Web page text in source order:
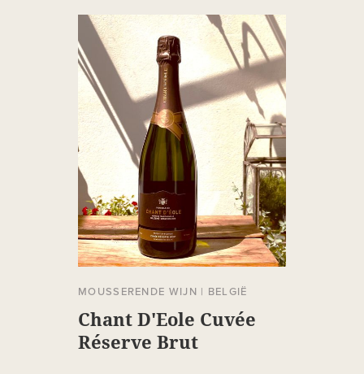
MOUSSERENDE WIJN | BELGIË
Chant D'Eole Cuvée
Réserve Brut